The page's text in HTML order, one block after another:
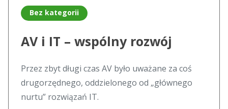
Bez kategorii
AV i IT – wspólny rozwój
Przez zbyt długi czas AV było uważane za coś
drugorzędnego, oddzielonego od „głównego
nurtu” rozwiązań IT.